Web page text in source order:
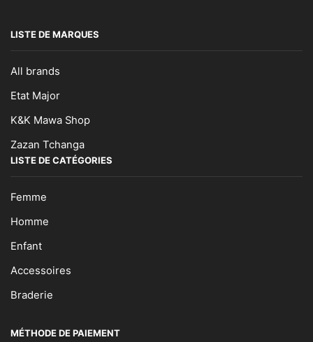
LISTE DE MARQUES
All brands
Etat Major
K&K Mawa Shop
Zazan Tchanga
LISTE DE CATÉGORIES
Femme
Homme
Enfant
Accessoires
Braderie
MÉTHODE DE PAIEMENT